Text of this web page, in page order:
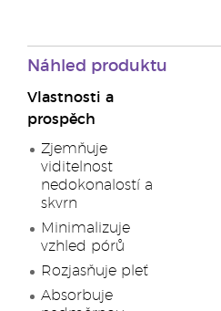
Náhled produktu
Vlastnosti a
prospěch
Zjemňuje
viditelnost
nedokonalostí a
skvrn
Minimalizuje
vzhled pórů
Rozjasňuje pleť
Absorbuje